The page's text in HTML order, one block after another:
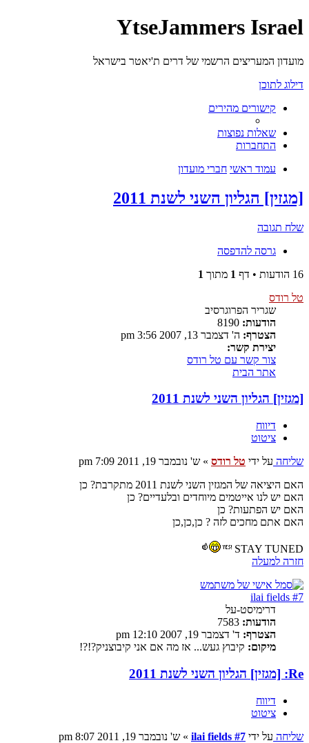
YtseJammers Israel
מועדון המעריצים הרשמי של דרים ת'יאטר בישראל
דילוג לתוכן
קישורים מהירים
שאלות נפוצות
התחברות
עמוד ראשי חברי מועדון
[מגזין] הגליון השני לשנת 2011
שלח תגובה
גרסה להדפסה
16 הודעות • דף
1 מתוך 1
טל רודס
שגריר הפרוגרסיב
הודעות:
הצטרף: ה' דצמבר 13, 2007 3:56 pm
יצירת קשר:
צור קשר עם טל רודס
אתר הבית
[מגזין] הגליון השני לשנת 2011
דיווח
ציטוט
שליחה על ידי טל רודס » ש' נובמבר 19, 2011 7:09 pm
האם היציאה של המגזין השני לשנת 2011 מתקרבת? כן
האם יש לנו אייטמים מיוחדים ובלעדיים? כן
האם יש הפתעות? כן
האם אתם מחכים לזה ? כן,כן,כן
STAY TUNED
חזרה למעלה
ilai fields #7
דרימיסט-על
הודעות:
הצטרף: ד' דצמבר 19, 2007 12:10 pm
מיקום: קיבוץ געש... אז מה אם אני קיבוצניק?!?!
Re: [מגזין] הגליון השני לשנת 2011
דיווח
ציטוט
שליחה על ידי ilai fields #7
» ש' נובמבר 19, 2011 8:07 pm